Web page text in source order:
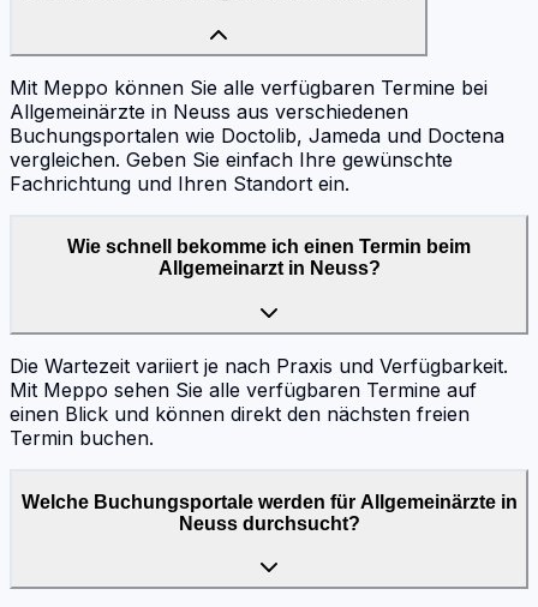
Mit Meppo können Sie alle verfügbaren Termine bei
Allgemeinärzte in Neuss aus verschiedenen
Buchungsportalen wie Doctolib, Jameda und Doctena
vergleichen. Geben Sie einfach Ihre gewünschte
Fachrichtung und Ihren Standort ein.
Wie schnell bekomme ich einen Termin beim
Allgemeinarzt in Neuss?
Die Wartezeit variiert je nach Praxis und Verfügbarkeit.
Mit Meppo sehen Sie alle verfügbaren Termine auf
einen Blick und können direkt den nächsten freien
Termin buchen.
Welche Buchungsportale werden für Allgemeinärzte in
Neuss durchsucht?